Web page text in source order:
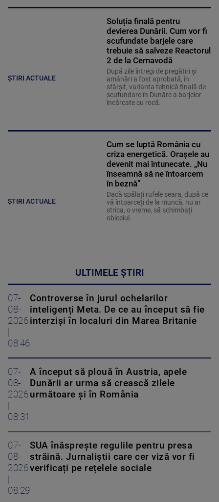
ȘTIRI ACTUALE
Soluția finală pentru
devierea Dunării. Cum vor fi
scufundate barjele care
trebuie să salveze Reactorul
2 de la Cernavodă
După zile întregi de pregătiri și
amânări a fost aprobată, în
sfârșit, varianta tehnică finală de
scufundare în Dunăre a barjelor
încărcate cu rocă.
ȘTIRI ACTUALE
Cum se luptă România cu
criza energetică. Orașele au
devenit mai întunecate. „Nu
înseamnă să ne întoarcem
în beznă”
Dacă spălați rufele seara, după ce
vă întoarceți de la muncă, nu ar
strica, o vreme, să schimbați
obiceiul.
ULTIMELE ȘTIRI
07-
08-
2026
08:46
Controverse în jurul ochelarilor
inteligenți Meta. De ce au început să fie
interziși în localuri din Marea Britanie
07-
08-
2026
08:31
A început să plouă în Austria, apele
Dunării ar urma să crească zilele
următoare și în România
07-
08-
2026
08:29
SUA înăsprește regulile pentru presa
străină. Jurnaliștii care cer viză vor fi
verificați pe rețelele sociale